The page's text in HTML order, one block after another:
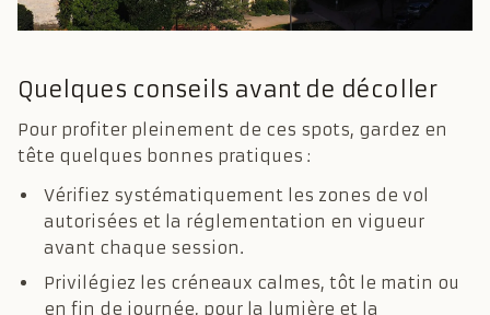
Quelques conseils avant de décoller
Pour profiter pleinement de ces spots, gardez en
tête quelques bonnes pratiques :
Vérifiez systématiquement les zones de vol
autorisées et la réglementation en vigueur
avant chaque session.
Privilégiez les créneaux calmes, tôt le matin ou
en fin de journée, pour la lumière et la